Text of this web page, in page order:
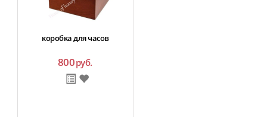
коробка для часов
800руб.